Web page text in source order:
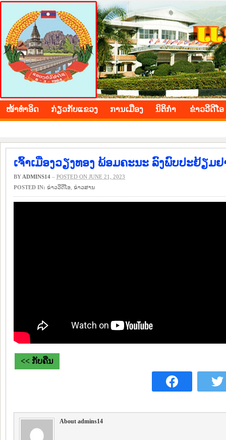
BOLIKHAMXAY PROVINCE
ໜ້າ​ທຳ​ອິດ ​ກ່ຽວ​ກັບ​ແຂວງ ​ການ​ເມືອງ ນິ​ຕິ​ກຳ ຂ່າວ​ວີ​ດີ​ໂອ
ເຈົ້າເມືອງວຽງທອງ ພ້ອມຄະນະ ລົງພົບປະຢ້ຽມ
BY ADMINS14 – POSTED ON JUNE 21, 2023
POSTED IN: ຂ່າວ​ວີ​ດີ​ໂອ ​ຂ່າວ​ສານ
<< ກັບຄືນ
About admins14